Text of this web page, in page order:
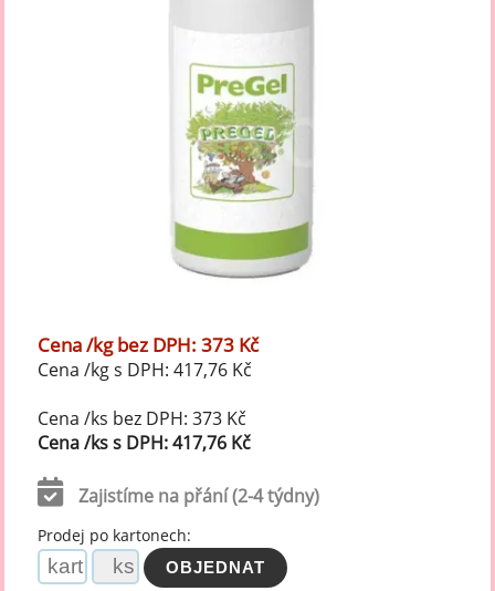
Cena /kg bez DPH: 373 Kč
Cena /kg s DPH: 417,76 Kč
Cena /ks bez DPH: 373 Kč
Cena /ks s DPH: 417,76 Kč
Zajistíme na přání (2-4 týdny)
Prodej po kartonech: